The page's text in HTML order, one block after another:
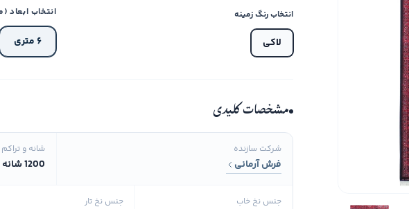
انتخاب رنگ زمینه
لاکی
انتخاب ابعاد
۶ متری
مشخصات کلیدی
شرکت سازنده
فرش آرمانی
شانه و تراکم
1200 شانه / 3600 تراکم
جنس نخ خاب جنس نخ تار